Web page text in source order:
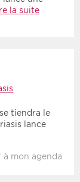
la suite
tiendra le
lance
à mon agenda